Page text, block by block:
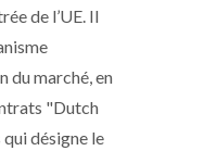
de l’UE. Il
du marché, en
"Dutch
désigne le